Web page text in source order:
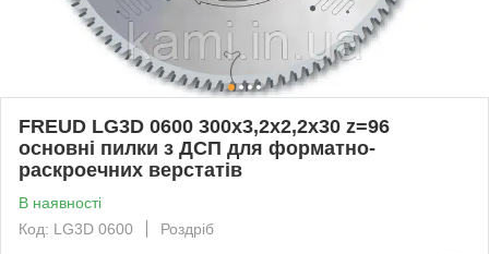
FREUD LG3D 0600 300х3,2х2,2х30 z=96
основні пилки з ДСП для форматно-
раскроечних верстатів
В наявності
Код: LG3D 0600
Роздріб